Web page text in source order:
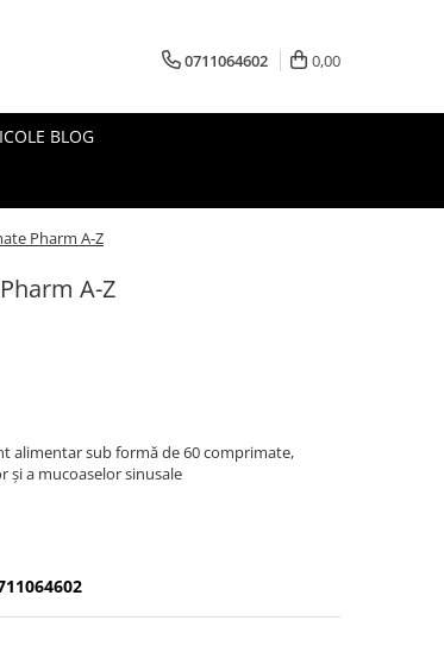
0711064602 0,00
BLOG
Pharm A-Z
A-Z
alimentar sub formă de 60 comprimate,
a mucoaselor sinusale